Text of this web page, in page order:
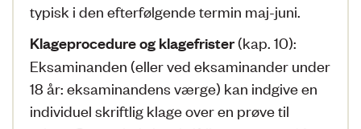
typisk i den efterfølgende termin maj-juni.
Klageprocedure og klagefrister(kap. 10):
Eksaminanden (eller ved eksaminander under
18 år: eksaminandens værge) kan indgive en
individuel skriftlig klage over en prøve til